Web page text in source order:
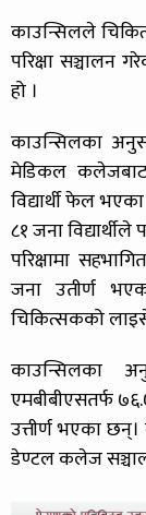
काउन्सिलले
परिक्षा सञ्चालन
हो ।
काउन्सिलका
मेडिकल कलेजबाट
विद्यार्थी फेल
८१ जना
परिक्षामा
जना उतीर्ण
चिकित्सकको
काउन्सिलका
एमबीबीएसतर्फ
उत्तीर्ण भएका
डेण्टल कलेज